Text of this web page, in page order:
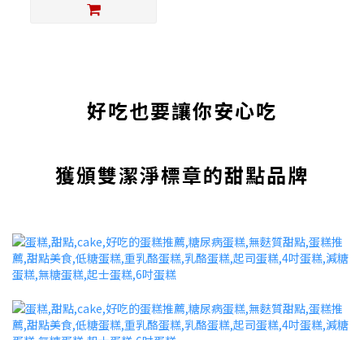
好吃也要讓你安心吃
獲頒雙潔淨標章的甜點品牌